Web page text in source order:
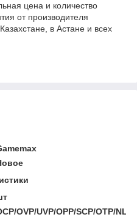
цена и количество
от производителя
в Астане и всех
OVP/UVP/OPP/SCP/OTP/